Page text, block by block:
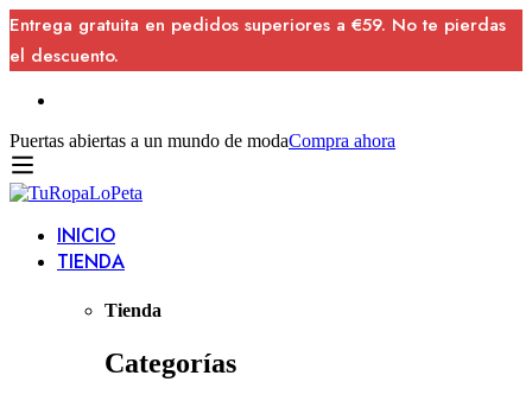
Entrega gratuita en pedidos superiores a €59. No te pierdas
el descuento.
Puertas abiertas a un mundo de modaCompra ahora
INICIO
TIENDA
Tienda
Categorías